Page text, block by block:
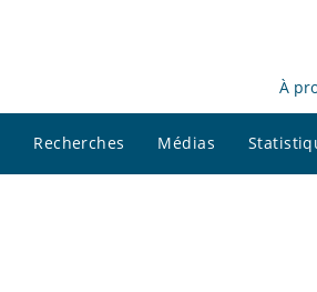
À
Recherches Médias